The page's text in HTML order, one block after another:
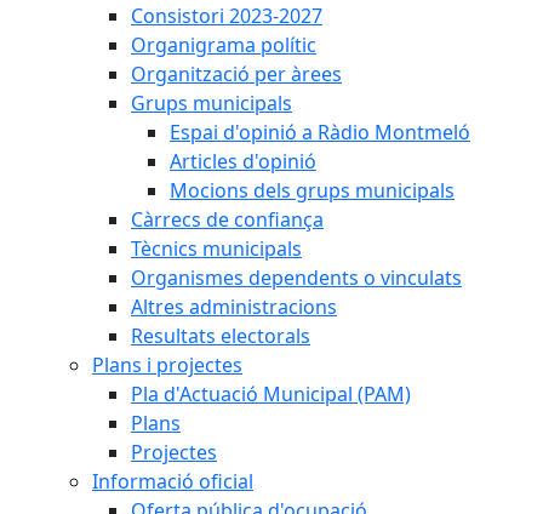
Consistori 2023-2027
Organigrama polític
Organització per àrees
Grups municipals
Espai d'opinió a Ràdio Montmeló
Articles d'opinió
Mocions dels grups municipals
Càrrecs de confiança
Tècnics municipals
Organismes dependents o vinculats
Altres administracions
Resultats electorals
Plans i projectes
Pla d'Actuació Municipal (PAM)
Plans
Projectes
Informació oficial